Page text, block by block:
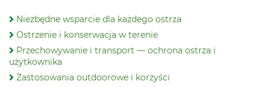
Niezbędne wsparcie dla każdego ostrza
Ostrzenie i konserwacja w terenie
Przechowywanie i transport — ochrona ostrza i
użytkownika
Zastosowania outdoorowe i korzyści